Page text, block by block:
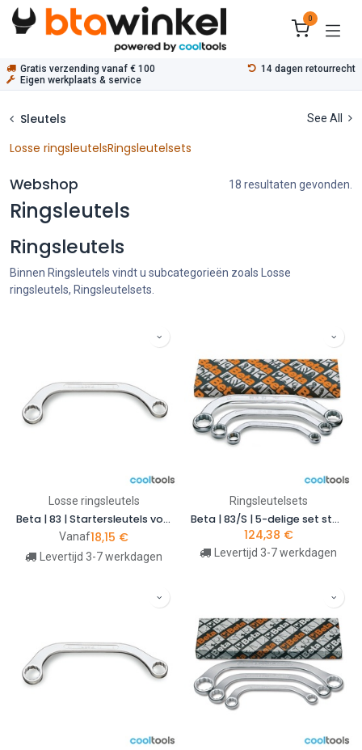
Overslaan naar inhoud
0
Gratis verzending vanaf € 100
14 dagen retourrecht
Eigen werkplaats & service
Sleutels See All
Losse ringsleutelsRingsleutelsets
Webshop 18 resultaten gevonden.
Ringsleutels
Ringsleutels
Binnen Ringsleutels vindt u subcategorieën zoals Losse
ringsleutels, Ringsleutelsets.
Losse ringsleutels
Beta | 83 | Startersleutels voor startmotoren
Vanaf18,15 €
Levertijd 3-7 werkdagen
Ringsleutelsets
Beta | 83/S | 5-delige set startersleutels voor startmotoren | 000830085
124,38 €
Levertijd 3-7 werkdagen